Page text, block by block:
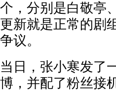
个，分别是白敬亭
更新就是正常的剧
争议。
当日，张小寒发了
博，并配了粉丝接